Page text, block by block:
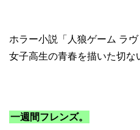
ホラー小説「人狼ゲーム ラ
女子高生の青春を描いた切な
一週間フレンズ。